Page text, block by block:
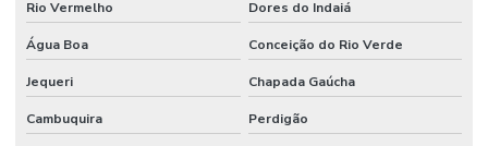
Rio Vermelho Dores do Indaiá
Água Boa Conceição do Rio Verde
Jequeri Chapada Gaúcha
Cambuquira Perdigão